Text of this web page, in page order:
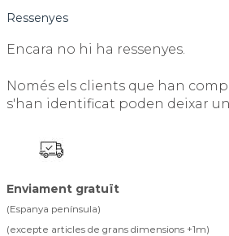
Ressenyes
Encara no hi ha ressenyes.
Només els clients que han
s'han identificat poden deixar
Enviament gratuït
(Espanya península)
(excepte articles de grans dimensions +1m)